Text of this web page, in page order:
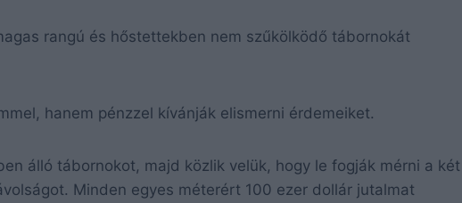
rangú és hőstettekben nem szűkölködő tábornokát
hanem pénzzel kívánják elismerni érdemeiket.
álló tábornokot, majd közlik velük, hogy le fogják mérni a két
Minden egyes méterért 100 ezer dollár jutalmat